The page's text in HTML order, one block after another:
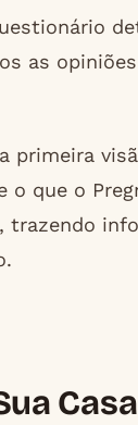
as
primeira
que o